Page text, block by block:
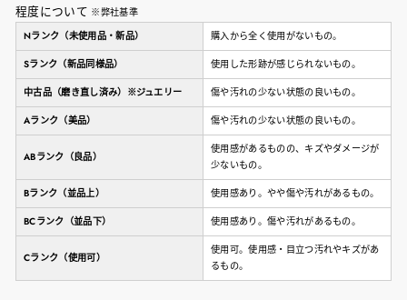
程度について ※弊社基準
Nランク（未使用品・新品）
購入から全く使用がないもの。
Sランク（新品同様品） 使用した形跡が感じられないもの。
中古品（磨き直し済み）※ジュエリー 傷や汚れの少ない状態の良いもの。
Aランク（美品） 傷や汚れの少ない状態の良いもの。
ABランク（良品）
使用感があるものの、キズやダメージが
少ないもの。
Bランク（並品上） 使用感あり。やや傷や汚れがあるもの。
BCランク（並品下） 使用感あり。傷や汚れがあるもの。
Cランク（使用可）
使用可。使用感・目立つ汚れやキズがあ
るもの。